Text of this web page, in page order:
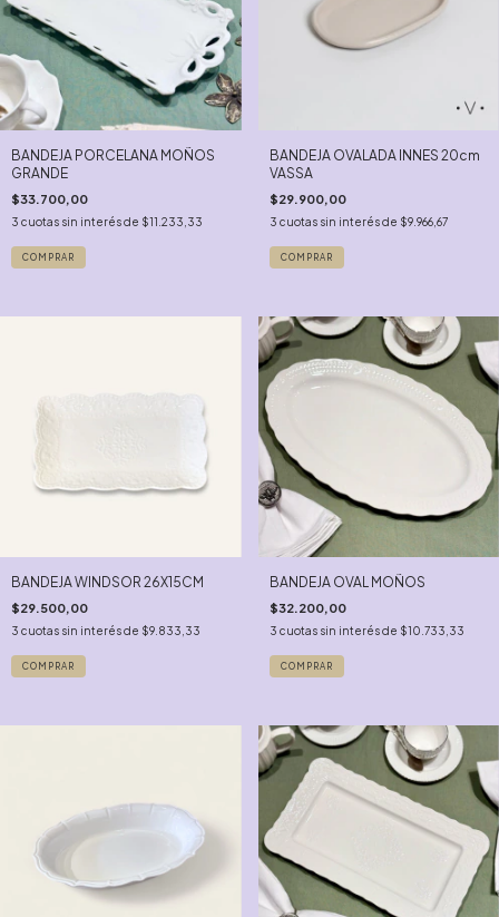
BANDEJA PORCELANA MOÑOS
GRANDE
$33.700,00
3 cuotas sin interés de $11.233,33
BANDEJA OVALADA INNES 20cm
VASSA
$29.900,00
3 cuotas sin interés de $9.966,67
BANDEJA WINDSOR 26X15CM
$29.500,00
3 cuotas sin interés de $9.833,33
BANDEJA OVAL MOÑOS
$32.200,00
3 cuotas sin interés de $10.733,33